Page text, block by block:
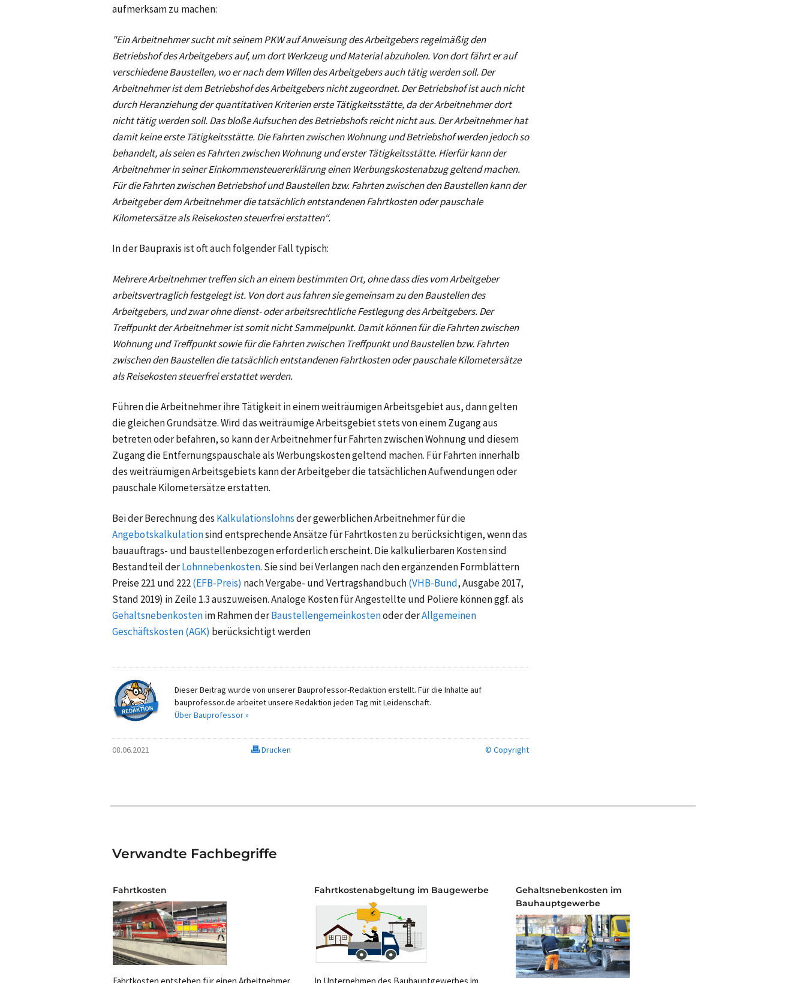
aufmerksam zu machen:
"Ein Arbeitnehmer sucht mit seinem PKW auf Anweisung des Arbeitgebers regelmäßig den
Betriebshof des Arbeitgebers auf, um dort Werkzeug und Material abzuholen. Von dort fährt er auf
verschiedene Baustellen, wo er nach dem Willen des Arbeitgebers auch tätig werden soll. Der
Arbeitnehmer ist dem Betriebshof des Arbeitgebers nicht zugeordnet. Der Betriebshof ist auch nicht
durch Heranziehung der quantitativen Kriterien erste Tätigkeitsstätte, da der Arbeitnehmer dort
nicht tätig werden soll. Das bloße Aufsuchen des Betriebshofs reicht nicht aus. Der Arbeitnehmer hat
damit keine erste Tätigkeitsstätte. Die Fahrten zwischen Wohnung und Betriebshof werden jedoch so
behandelt, als seien es Fahrten zwischen Wohnung und erster Tätigkeitsstätte. Hierfür kann der
Arbeitnehmer in seiner Einkommensteuererklärung einen Werbungskostenabzug geltend machen.
Für die Fahrten zwischen Betriebshof und Baustellen bzw. Fahrten zwischen den Baustellen kann der
Arbeitgeber dem Arbeitnehmer die tatsächlich entstandenen Fahrtkosten oder pauschale
Kilometersätze als Reisekosten steuerfrei erstatten“.
In der Baupraxis ist oft auch folgender Fall typisch:
Mehrere Arbeitnehmer treffen sich an einem bestimmten Ort, ohne dass dies vom Arbeitgeber
arbeitsvertraglich festgelegt ist. Von dort aus fahren sie gemeinsam zu den Baustellen des
Arbeitgebers, und zwar ohne dienst- oder arbeitsrechtliche Festlegung des Arbeitgebers. Der
Treffpunkt der Arbeitnehmer ist somit nicht Sammelpunkt. Damit können für die Fahrten zwischen
Wohnung und Treffpunkt sowie für die Fahrten zwischen Treffpunkt und Baustellen bzw. Fahrten
zwischen den Baustellen die tatsächlich entstandenen Fahrtkosten oder pauschale Kilometersätze
als Reisekosten steuerfrei erstattet werden.
Führen die Arbeitnehmer ihre Tätigkeit in einem weiträumigen Arbeitsgebiet aus, dann gelten
die gleichen Grundsätze. Wird das weiträumige Arbeitsgebiet stets von einem Zugang aus
betreten oder befahren, so kann der Arbeitnehmer für Fahrten zwischen Wohnung und diesem
Zugang die Entfernungspauschale als Werbungskosten geltend machen. Für Fahrten innerhalb
des weiträumigen Arbeitsgebiets kann der Arbeitgeber die tatsächlichen Aufwendungen oder
pauschale Kilometersätze erstatten.
Bei der Berechnung des Kalkulationslohnsder gewerblichen Arbeitnehmer für die
Angebotskalkulationsind entsprechende Ansätze für Fahrtkosten zu berücksichtigen, wenn das
bauauftrags- und baustellenbezogen erforderlich erscheint. Die kalkulierbaren Kosten sind
Bestandteil derLohnnebenkosten. Sie sind bei Verlangen nach den ergänzenden Formblättern
Preise 221 und 222(EFB-Preis) nach Vergabe- und Vertragshandbuch(VHB-Bund, Ausgabe 2017,
Stand 2019) inZeile 1.3auszuweisen. Analoge Kosten für Angestellte und Poliere können ggf. als
Gehaltsnebenkostenim Rahmen derBaustellengemeinkostenoder derAllgemeinen
Geschäftskosten (AGK) berücksichtigt werden
Dieser Beitrag wurde von unserer Bauprofessor-Redaktion erstellt. Für die Inhalte auf
bauprofessor.de arbeitet unsere Redaktion jeden Tag mit Leidenschaft.
Über Bauprofessor »
08.06.2021 Drucken © Copyright
Verwandte Fachbegriffe
Fahrtkosten
Fahrtkosten entstehen für einen Arbeitnehmer
Fahrtkostenabgeltung im Baugewerbe
Gehaltsnebenkosten im
Bauhauptgewerbe